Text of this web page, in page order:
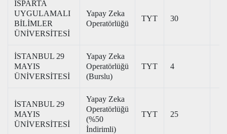
ISPARTA
UYGULAMALI
BİLİMLER
ÜNİVERSİTESİ
Yapay Zeka
Operatörlüğü
TYT 30
İSTANBUL 29
MAYIS
ÜNİVERSİTESİ
Yapay Zeka
Operatörlüğü
(Burslu)
TYT 4
İSTANBUL 29
MAYIS
ÜNİVERSİTESİ
Yapay Zeka
Operatörlüğü
(%50
İndirimli)
TYT 25